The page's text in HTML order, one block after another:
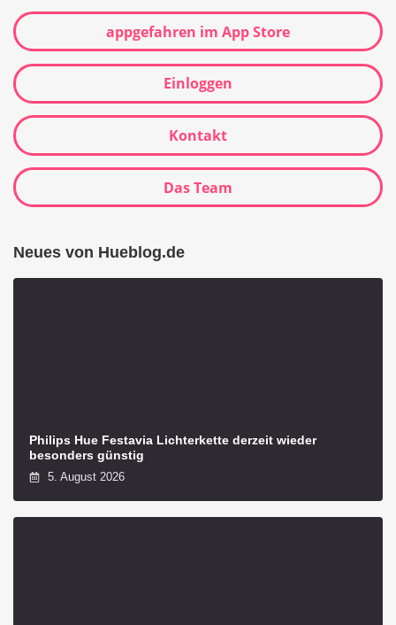
appgefahren im App Store
Einloggen
Kontakt
Das Team
Neues von Hueblog.de
Philips Hue Festavia Lichterkette derzeit wieder
besonders günstig
5. August 2026